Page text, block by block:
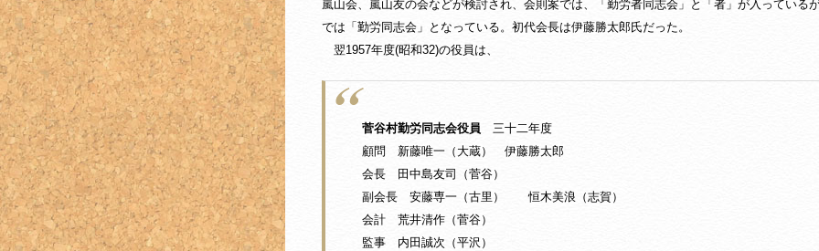
嵐山会、嵐山友の会などが検討され、会則案では、「勤労者同志会」と「者」が入っている
では「勤労同志会」となっている。初代会長は伊藤勝太郎氏だった。
翌1957年度(昭和32)の役員は、
菅谷村勤労同志会役員 三十二年度
顧問 新藤唯一（大蔵） 伊藤勝太郎
会長 田中島友司（菅谷）
副会長 安藤専一（古里） 恒木美浪（志賀）
会計 荒井清作（菅谷）
監事 内田誠次（平沢）